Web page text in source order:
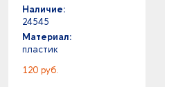
Наличие:
24545
Материал:
пластик
120 руб.